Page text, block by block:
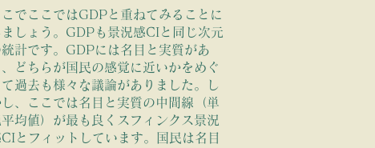
こでここではGDPと重ねてみることに
ましょう。GDPも景況感CIと同じ次元
統計です。GDPには名目と実質があ
、どちらが国民の感覚に近いかをめぐ
て過去も様々な議論がありました。し
し、ここでは名目と実質の中間線（単
平均値）が最も良くスフィンクス景況
CIとフィットしています。国民は名目